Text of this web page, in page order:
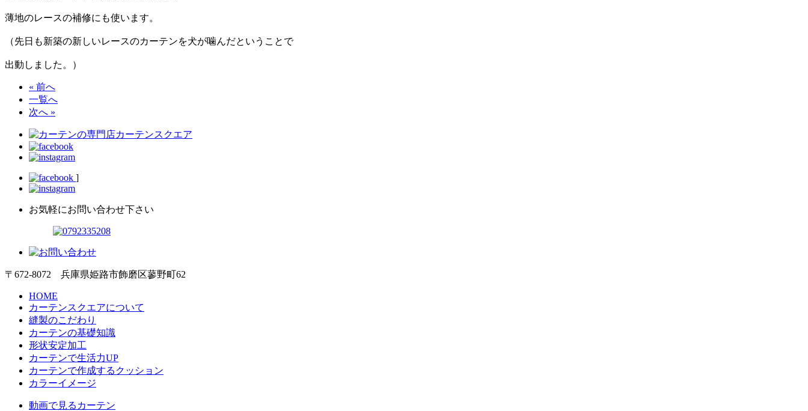
薄地のレースの補修にも使います。
（先日も新築の新しいレースのカーテンを犬が噛んだということで
出動しました。）
« 前へ
一覧へ
次へ »
]
お気軽にお問い合わせ下さい
〒672-8072 兵庫県姫路市飾磨区蓼野町62
HOME
カーテンスクエアについて
縫製のこだわり
カーテンの基礎知識
形状安定加工
カーテンで生活力UP
カーテンで作成するクッション
カラーイメージ
動画で見るカーテン